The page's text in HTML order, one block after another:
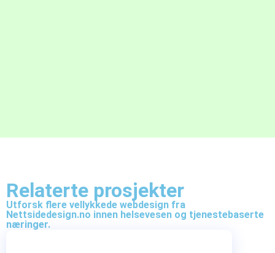
Relaterte prosjekter
Utforsk flere vellykkede webdesign fra
Nettsidedesign.no innen helsevesen og tjenestebaserte
næringer.